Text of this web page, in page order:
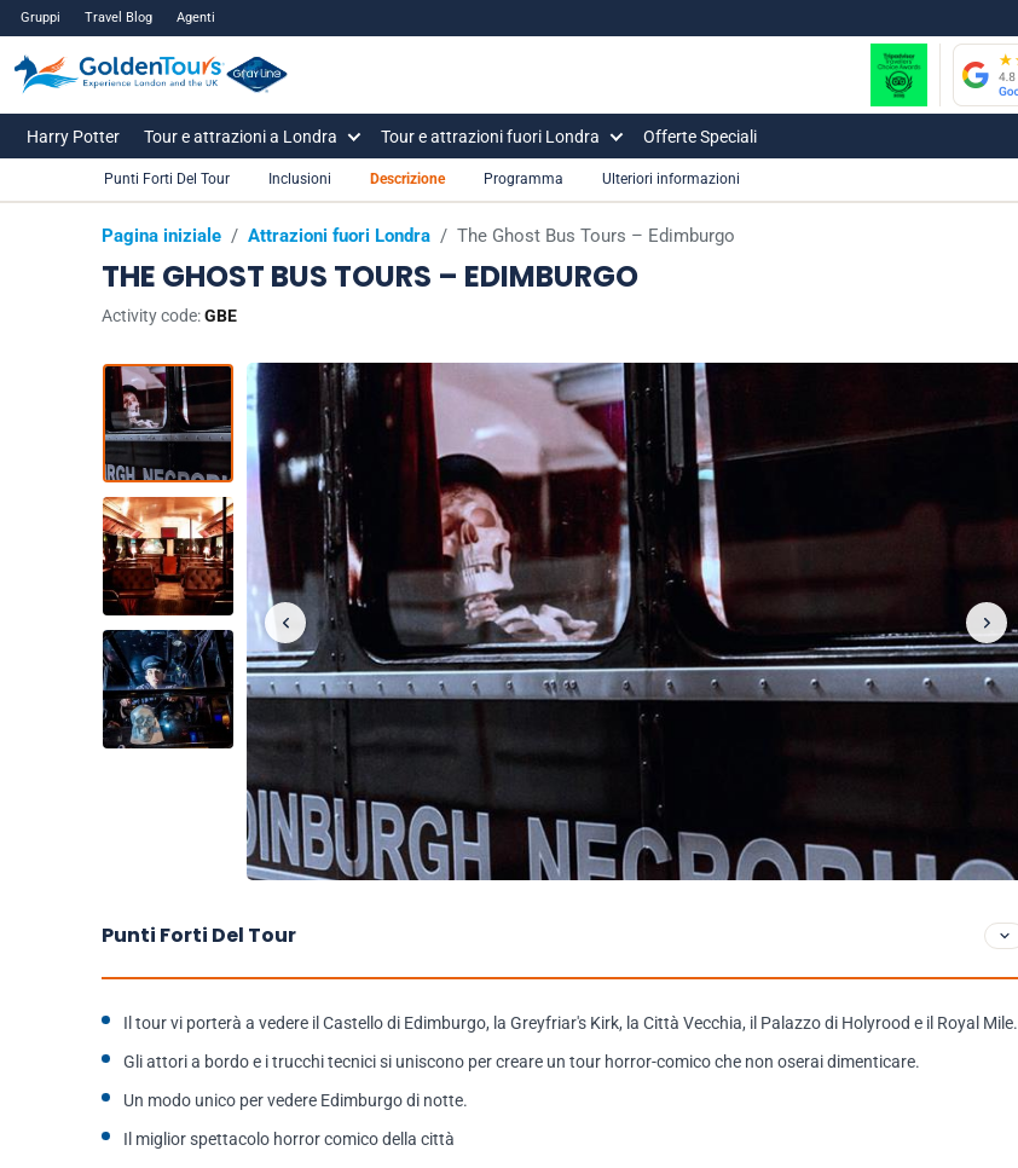
Gruppi Travel Blog Agenti
Harry Potter Tour e attrazioni a Londra Tour e attrazioni fuori Londra Offerte Speciali
Pagina iniziale / Attrazioni fuori Londra / The Ghost Bus Tours – Edimburgo
THE GHOST BUS TOURS – EDIMBURGO
Activity code:GBE
Punti Forti Del Tour Inclusioni Descrizione Programma Ulteriori informazioni
Punti Forti Del Tour
Il tour vi porterà a vedere il Castello di Edimburgo, la Greyfriar's Kirk, la Città Vecchia, il Palazzo di Holyrood e il Royal Mile.
Gli attori a bordo e i trucchi tecnici si uniscono per creare un tour horror-comico che non oserai dimenticare.
Un modo unico per vedere Edimburgo di notte.
Il miglior spettacolo horror comico della città